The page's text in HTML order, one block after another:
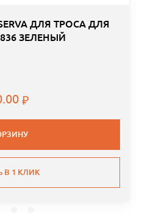
ДЛЯ ТРОСА ДЛЯ
ЗЕЛЕНЫЙ
В 1 КЛИК